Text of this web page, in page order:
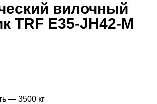
вилочный
TRF E35-JH42-M
— 3500 кг